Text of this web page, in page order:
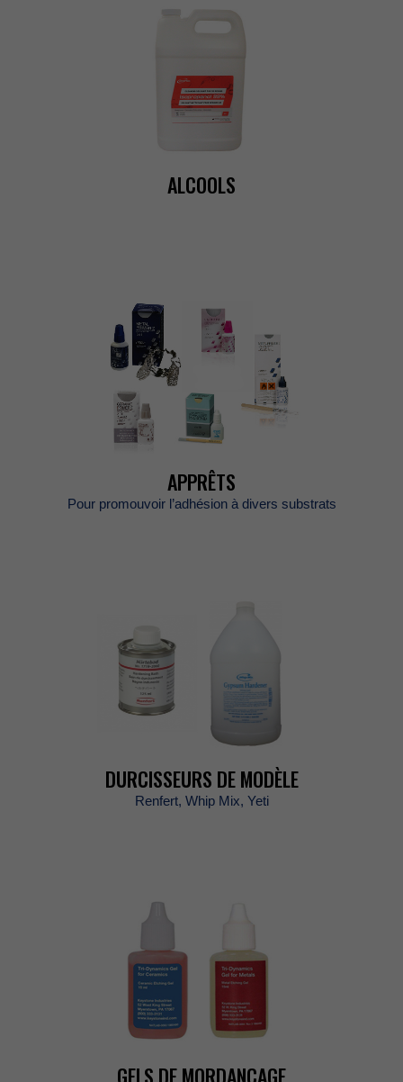
ALCOOLS
APPRÊTS
Pourpromouvoirl’adhésionàdiverssubstrats
DURCISSEURSDEMODÈLE
Renfert,WhipMix,Yeti
GELSDEMORDANÇAGE